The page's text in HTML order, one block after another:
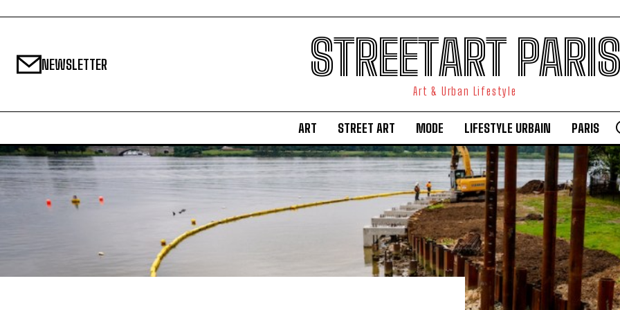
NEWSLETTER STREETART PARIS
Art & Urban Lifestyle
ART STREET ART MODE LIFESTYLE URBAIN PARIS